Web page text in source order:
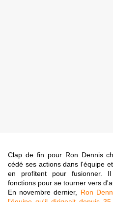
Clap de fin pour Ron Dennis
cédé ses actions dans l'équipe
en profitent pour fusionner.
fonctions pour se tourner vers
En novembre dernier, Ron